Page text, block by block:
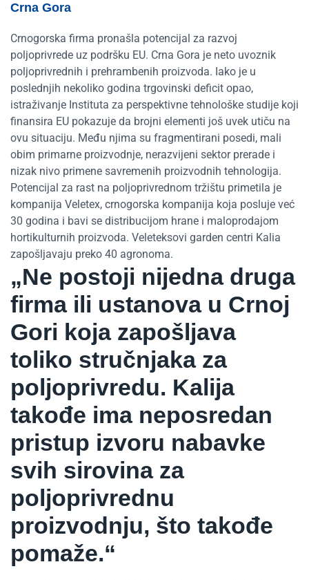
Crna Gora
Crnogorska firma pronašla potencijal za razvoj
poljoprivrede uz podršku EU. Crna Gora je neto uvoznik
poljoprivrednih i prehrambenih proizvoda. Iako je u
poslednjih nekoliko godina trgovinski deficit opao,
istraživanje Instituta za perspektivne tehnološke studije koji
finansira EU pokazuje da brojni elementi još uvek utiču na
ovu situaciju. Među njima su fragmentirani posedi, mali
obim primarne proizvodnje, nerazvijeni sektor prerade i
nizak nivo primene savremenih proizvodnih tehnologija.
Potencijal za rast na poljoprivrednom tržištu primetila je
kompanija Veletex, crnogorska kompanija koja posluje već
30 godina i bavi se distribucijom hrane i maloprodajom
hortikulturnih proizvoda. Veleteksovi garden centri Kalia
zapošljavaju preko 40 agronoma.
„Ne postoji nijedna druga
firma ili ustanova u Crnoj
Gori koja zapošljava
toliko stručnjaka za
poljoprivredu. Kalija
takođe ima neposredan
pristup izvoru nabavke
svih sirovina za
poljoprivrednu
proizvodnju, što takođe
pomaže.“